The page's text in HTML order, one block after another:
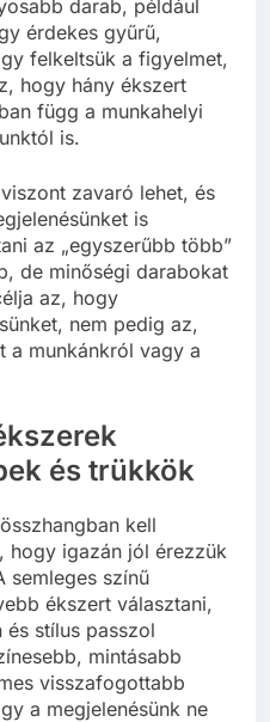
darab, például
érdekes gyűrű,
felkeltsük a figyelmet,
hogy hány ékszert
függ a munkahelyi
is.
zavaró lehet, és
is
az „egyszerűbb több”
de minőségi darabokat
az, hogy
nem pedig az,
a munkánkról vagy a
és trükkök
kell
hogy igazán jól érezzük
semleges színű
ékszert választani,
és stílus passzol
mintásabb
visszafogottabb
a megjelenésünk ne